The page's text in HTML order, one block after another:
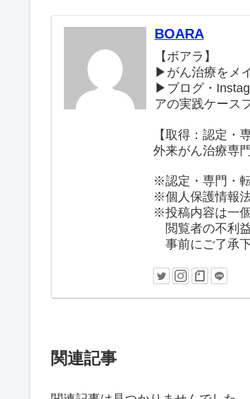
BOARA
【ボアラ】
▶がん治療をメ
▶︎ブログ・
アの実践ケース
【取得：認定・
外来がん治療専
※認定・専門・
※個人保護情報
※投稿内容は一
閲覧者の不利
事前にご了承下
関連記事